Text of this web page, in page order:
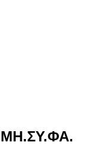
ΜΗ.ΣΥ.ΦΑ.